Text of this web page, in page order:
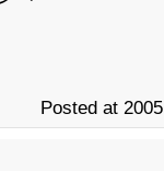
Posted at